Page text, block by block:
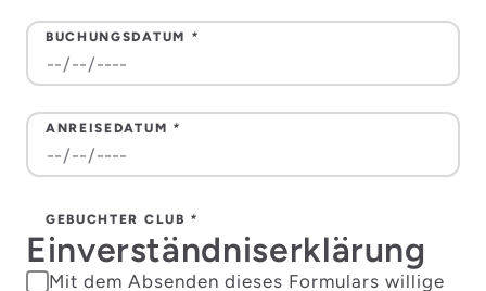
BUCHUNGSDATUM *
ANREISEDATUM *
GEBUCHTER CLUB *
Einverständniserklärung
Mit dem Absenden dieses Formulars willige